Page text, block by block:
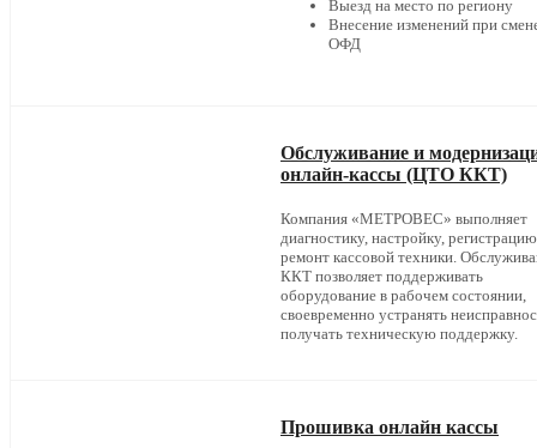
Выезд на место по региону
Внесение изменений при
ОФД
Обслуживание и
онлайн-кассы (ЦТО ККТ)
Компания «МЕТРОВЕС» выполняет
диагностику, настройку,
ремонт кассовой техники.
ККТ позволяет поддерживать
оборудование в рабочем состоянии,
своевременно устранять
получать техническую поддержку.
Прошивка онлайн кассы